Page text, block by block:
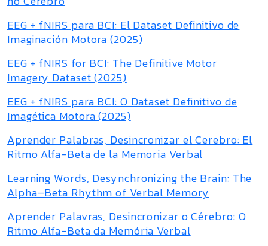
EEG + fNIRS para BCI: El Dataset Definitivo de
Imaginación Motora (2025)
EEG + fNIRS for BCI: The Definitive Motor
Imagery Dataset (2025)
EEG + fNIRS para BCI: O Dataset Definitivo de
Imagética Motora (2025)
Aprender Palabras, Desincronizar el Cerebro: El
Ritmo Alfa-Beta de la Memoria Verbal
Learning Words, Desynchronizing the Brain: The
Alpha–Beta Rhythm of Verbal Memory
Aprender Palavras, Desincronizar o Cérebro: O
Ritmo Alfa-Beta da Memória Verbal